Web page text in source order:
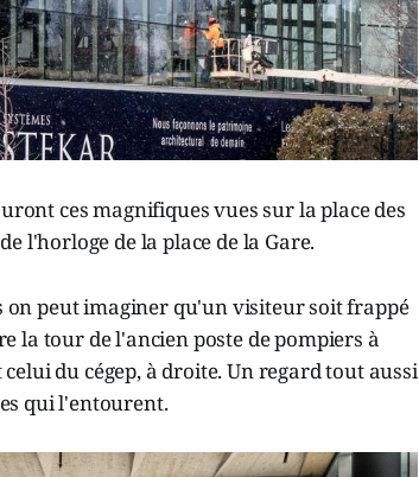
ces magnifiques vues sur la place des
l'horloge de la place de la Gare.
on peut imaginer qu'un visiteur soit frappé
la tour de l'ancien poste de pompiers à
du cégep, à droite. Un regard tout aussi
qui l'entourent.